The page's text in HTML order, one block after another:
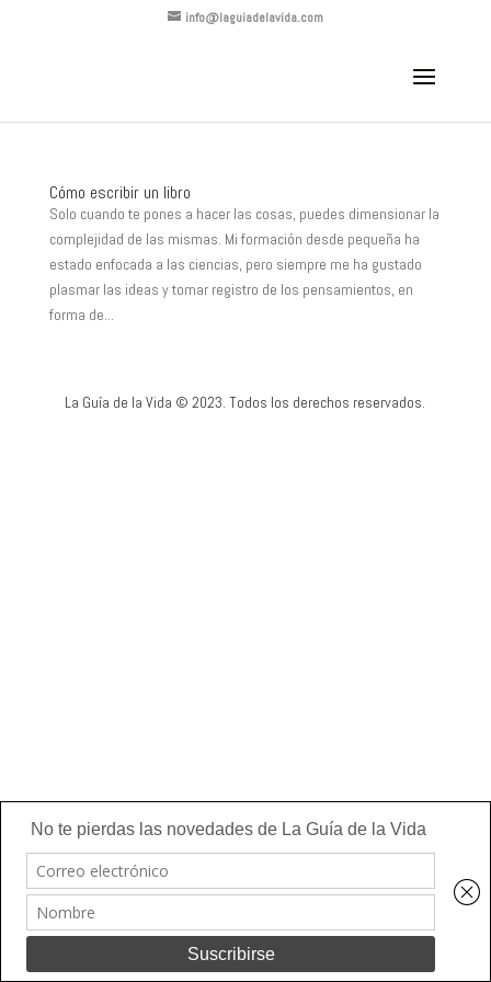
info@laguiadelavida.com
Cómo escribir un libro
Solo cuando te pones a hacer las cosas, puedes dimensionar la
complejidad de las mismas. Mi formación desde pequeña ha
estado enfocada a las ciencias, pero siempre me ha gustado
plasmar las ideas y tomar registro de los pensamientos, en
forma de...
La Guía de la Vida © 2023. Todos los derechos reservados.